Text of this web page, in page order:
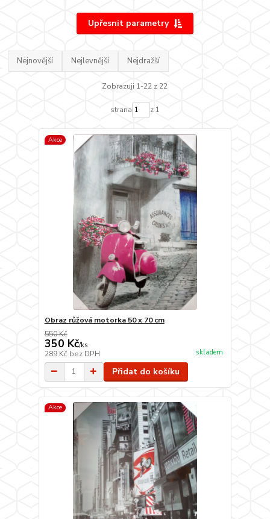
Upřesnit parametry
Nejnovější Nejlevnější Nejdražší
Zobrazuji 1-22 z 22
strana z 1
Akce
Obraz růžová motorka 50 x 70 cm
550 Kč
350 Kč/ks
289 Kč bez DPH skladem
Přidat do košíku
Akce